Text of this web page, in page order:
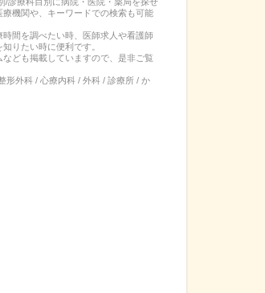
療機関や、キーワードでの検索も可能
間を調べたい時、医師求人や看護師
りたい時に便利です。
なども掲載していますので、是非ご覧
形外科 / 心療内科 / 外科 / 診療所 / か